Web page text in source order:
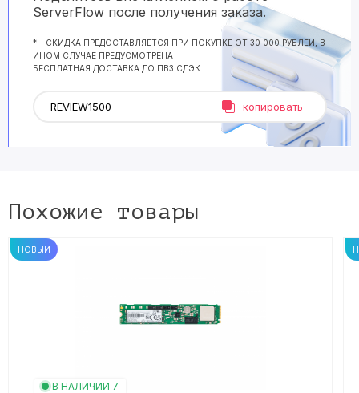
ServerFlow после получения заказа.
* - СКИДКА ПРЕДОСТАВЛЯЕТСЯ ПРИ ПОКУПКЕ ОТ 30 000 РУБЛЕЙ, В
ИНОМ СЛУЧАЕ ПРЕДУСМОТРЕНА
БЕСПЛАТНАЯ ДОСТАВКА ДО ПВЗ СДЭК.
копировать
Похожие товары
НОВЫЙ
В НАЛИЧИИ 7